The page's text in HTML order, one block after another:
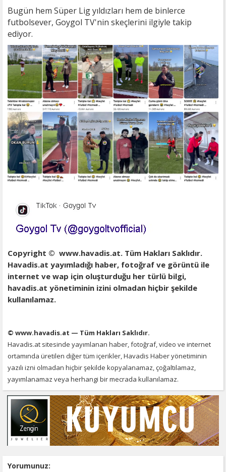
Bugün hem Süper Lig yıldızları hem de binlerce
futbolsever, Goygol TV'nin skeçlerini ilgiyle takip
ediyor.
Copyright © www.havadis.at. Tüm Hakları Saklıdır.
Havadis.at yayımladığı haber, fotoğraf ve görüntü ile
internet ve wap için oluşturduğu her türlü bilgi,
havadis.at yönetiminin izini olmadan hiçbir şekilde
kullanılamaz.
© www.havadis.at — Tüm Hakları Saklıdır.
Havadis.at sitesinde yayımlanan haber, fotoğraf, video ve internet
ortamında üretilen diğer tüm içerikler, Havadis Haber yönetiminin
yazılı izni olmadan hiçbir şekilde kopyalanamaz, çoğaltılamaz,
yayımlanamaz veya herhangi bir mecrada kullanılamaz.
Yorumunuz: